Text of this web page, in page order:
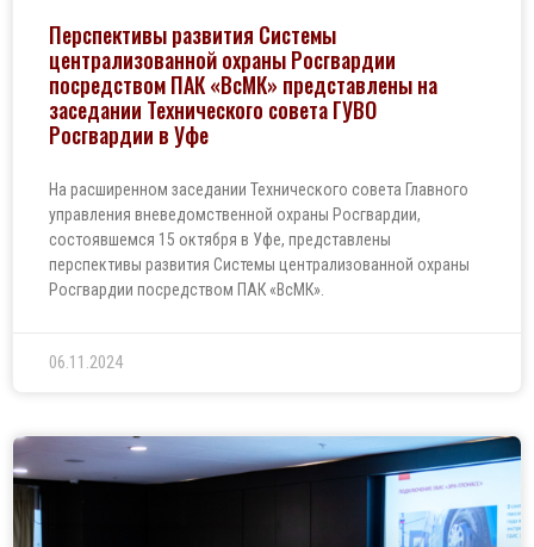
Перспективы развития Системы
централизованной охраны Росгвардии
посредством ПАК «ВсМК» представлены на
заседании Технического совета ГУВО
Росгвардии в Уфе
На расширенном заседании Технического совета Главного
управления вневедомственной охраны Росгвардии,
состоявшемся 15 октября в Уфе, представлены
перспективы развития Системы централизованной охраны
Росгвардии посредством ПАК «ВсМК».
06.11.2024